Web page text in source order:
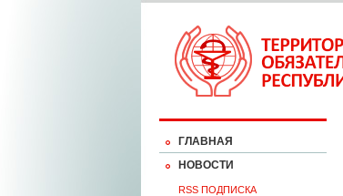
ГЛАВНАЯ
НОВОСТИ
RSS ПОДПИСКА